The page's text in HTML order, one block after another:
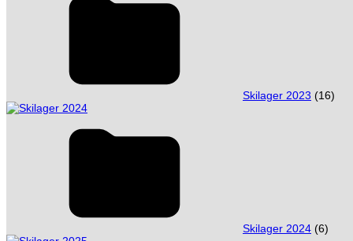
Skilager 2023 (16)
Skilager 2024 (6)